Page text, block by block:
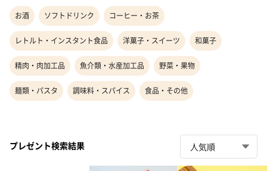
お酒 ソフトドリンク コーヒー・お茶
レトルト・インスタント食品 洋菓子・スイーツ 和菓子
精肉・肉加工品 魚介類・水産加工品 野菜・果物
麺類・パスタ 調味料・スパイス 食品・その他
プレゼント検索結果